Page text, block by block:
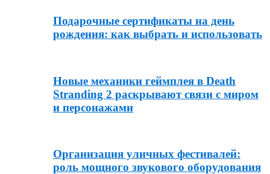
Подарочные сертификаты на день
рождения: как выбрать и использовать
Новые механики геймплея в Death
Stranding 2 раскрывают связи с миром
и персонажами
Организация уличных фестивалей:
роль мощного звукового оборудования